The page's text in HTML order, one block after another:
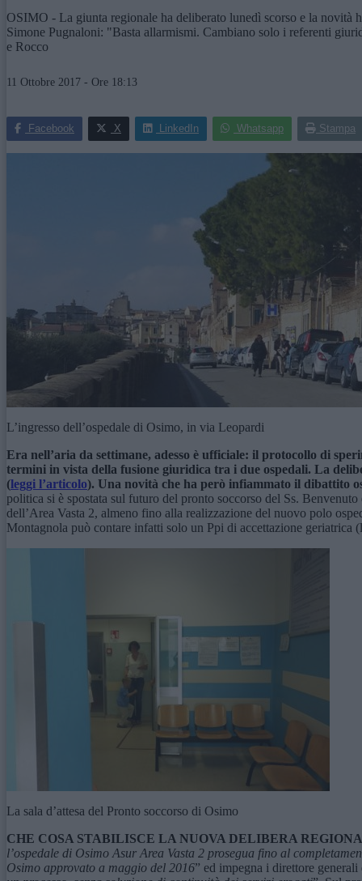
OSIMO - La giunta regionale ha deliberato lunedì scorso e la
Simone Pugnaloni: "Basta allarmismi. Cambiano solo i referenti
e Rocco
11 Ottobre 2017 - Ore 18:13
Facebook X LinkedIn Whatsapp Stampa
L’ingresso dell’ospedale di Osimo, in via Leopardi
Era nell’aria da settimane, adesso è ufficiale: il protocollo di
termini in vista della fusione giuridica tra i due ospedali. La
(leggi l’articolo). Una novità che ha però infiammato il dibattito
politica si è spostata sul futuro del pronto soccorso del Ss.
dell’Area Vasta 2, almeno fino alla realizzazione del nuovo polo
Montagnola può contare infatti solo un Ppi di accettazione geriatrica (l
La sala d’attesa del Pronto soccorso di Osimo
CHE COSA STABILISCE LA NUOVA DELIBERA
l’ospedale di Osimo Asur Area Vasta 2 prosegua fino al
Osimo approvato a maggio del 2016” ed impegna i direttore